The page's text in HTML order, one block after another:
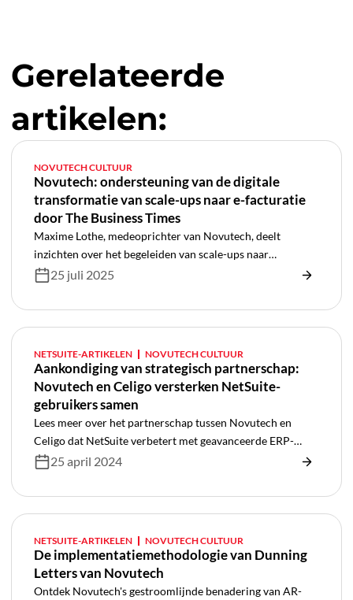
Gerelateerde
artikelen:
NOVUTECH CULTUUR
Novutech: ondersteuning van de digitale
transformatie van scale-ups naar e-facturatie
door The Business Times
Maxime Lothe, medeoprichter van Novutech, deelt
inzichten over het begeleiden van scale-ups naar
uitmuntende e-facturering. Ontdek hoe deze Europese
hun financiële processen te digitaliseren met cloud-native
oplossingen.
25 juli 2025
NETSUITE-ARTIKELEN NOVUTECH CULTUUR
Aankondiging van strategisch partnerschap:
Novutech en Celigo versterken NetSuite-
gebruikers samen
Lees meer over het partnerschap tussen Novutech en
Celigo dat NetSuite verbetert met geavanceerde ERP-
oplossingen en integraties voor superieure efficiëntie.
25 april 2024
NETSUITE-ARTIKELEN NOVUTECH CULTUUR
De implementatiemethodologie van Dunning
Letters van Novutech
Ontdek Novutech's gestroomlijnde benadering van AR-